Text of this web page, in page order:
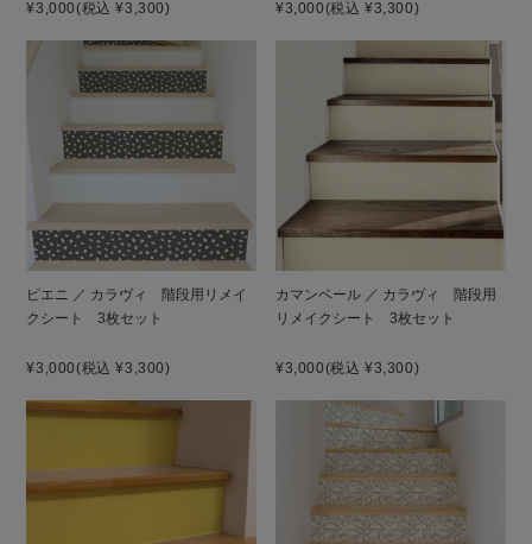
¥3,000(税込 ¥3,300) ¥3,000(税込 ¥3,300)
ピエニ ／ カラヴィ 階段用リメイ
クシート 3枚セット
¥3,000(税込 ¥3,300)
カマンベール ／ カラヴィ 階段用
リメイクシート 3枚セット
¥3,000(税込 ¥3,300)